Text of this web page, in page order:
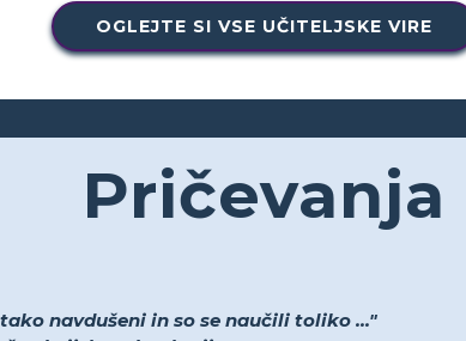
OGLEJTE SI VSE UČITELJSKE VIRE
Pričevanja
navdušeni in so se naučili toliko ..."